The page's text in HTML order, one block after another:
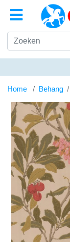
Home Behang